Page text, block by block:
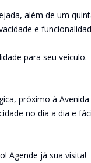
além de um
e
para seu veículo.
próximo à
no dia a dia e
Agende já sua visita!